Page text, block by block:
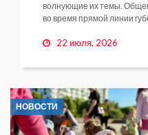
волнующие их темы.
во время прямой линии
22 июля, 2026
НОВОСТИ